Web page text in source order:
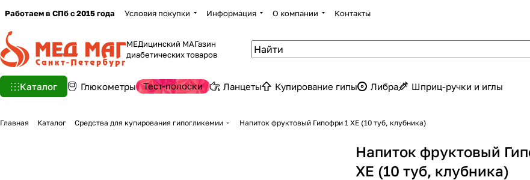
Работаем в СПб с 2015 года Условия покупки Информация О компании Контакты
МЕДицинский МАГазин
диабетических товаров
Каталог Глюкометры Тест-полоски Ланцеты Купирование гипы Либра Шприц-ручки и иглы
Главная Каталог Средства для купирования гипогликемии Напиток фруктовый Гипофри 1 ХЕ (10 туб, клубника)
Напиток фруктовый
ХЕ (10 туб, клубника)